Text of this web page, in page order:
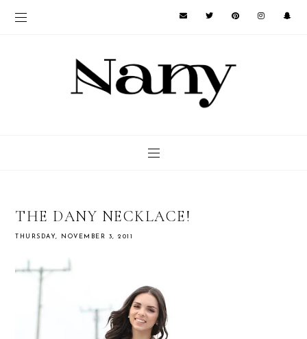
THE DANY NECKLACE!
THURSDAY, NOVEMBER 3, 2011